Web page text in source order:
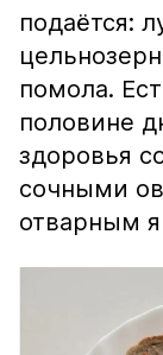
подаётся:
помола.
половине
здоровья
сочными
отварным